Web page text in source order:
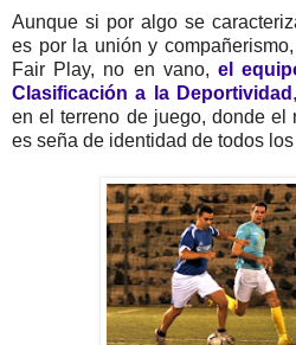
Aunque si por algo se
es por la unión y
Fair Play, no en vano, el
Clasificación a la Deportividad ,
en el terreno de juego, donde el
es seña de identidad de todos